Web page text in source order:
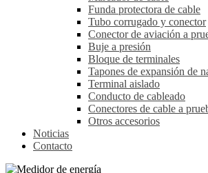
Funda protectora de cable
Tubo corrugado y conector
Conector de aviación a
Buje a presión
Bloque de terminales
Tapones de expansión de
Terminal aislado
Conducto de cableado
Conectores de cable a
Otros accesorios
Noticias
Contacto